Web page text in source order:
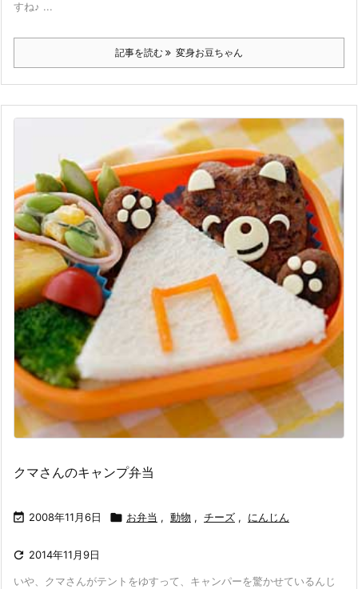
すね♪ ...
記事を読む 変身お豆ちゃん
クマさんのキャンプ弁当
 2008年11月6日  お弁当 , 動物 , チーズ , にんじん
 2014年11月9日
いや、クマさんがテントをゆすって、キャンパーを驚かせているんじ